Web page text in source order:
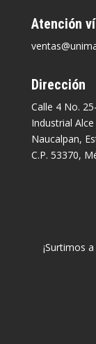
Atención
Dirección
Calle 4 No.
Industrial
Naucalpan,
C.P. 53370,
¡Surtimos